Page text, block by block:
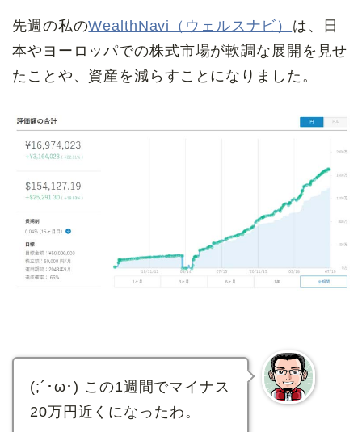
先週の私のWealthNavi（ウェルスナビ） は、日
本やヨーロッパでの株式市場が軟調な展開を見せ
たことや、資産を減らすことになりました。
(;´･ω･) この1週間でマイナス
20万円近くになったわ。